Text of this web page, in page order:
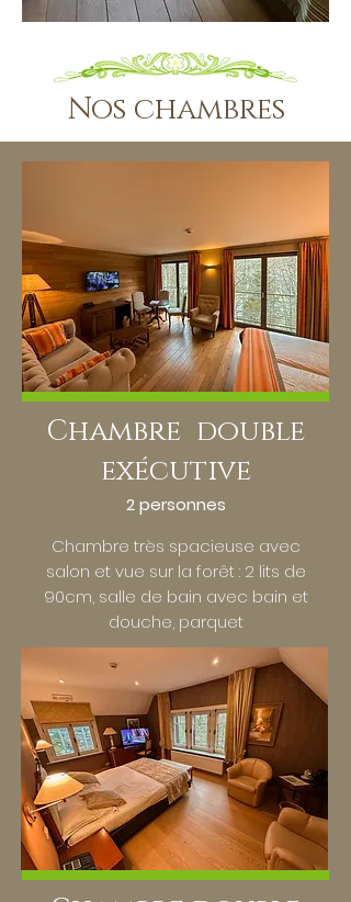
Nos chambres
Chambre double
exécutive
2 personnes
Chambre très spacieuse avec
salon et vue sur la forêt : 2 lits de
90cm, salle de bain avec bain et
douche, parquet